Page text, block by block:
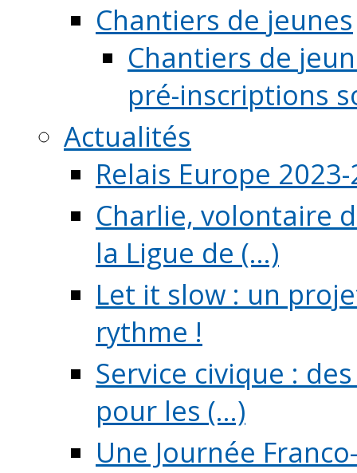
Chantiers de jeunes
Chantiers de
pré-inscriptions
Actualités
Relais Europe
Charlie, volontaire
la Ligue de (...)
Let it slow : un
rythme !
Service civique :
pour les (...)
Une Journée